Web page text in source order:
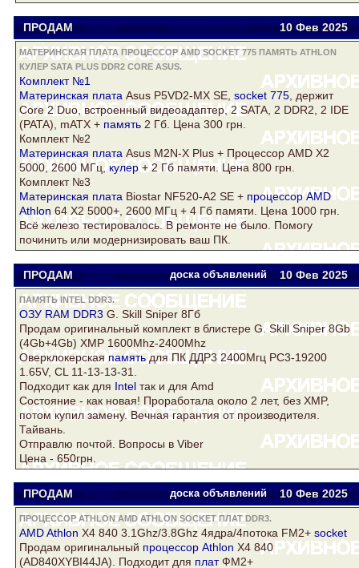
ПРОДАМ Viator viatora@ukr.net 10 Фев2025
МАТЕРИНСКАЯ ПЛАТА ПРОЦЕССОР AMD SOCKET 775 ПАМЯТЬ ATHLON
КУЛЕР SATA PLUS DDR2 CORE ASUS.
Комплект №1
Материнская плата Asus P5VD2-MX SE, socket 775 , держит
Core2 Duo, встроенный видеоадаптер, 2SATA , 2 DDR2 , 2 IDE
(PATA), mATX + память 2 Гб. Цена 300 грн.
Комплект №2
Материнская плата Asus M2N-X Plus + Процессор AMD X2
5000, 2600 МГц,кулер+ 2 Гб памяти. Цена 800 грн.
Комплект №3
Материнская плата Biostar NF520-A2 SE + процессор AMD
Athlon 64 Х2 5000+, 2600 МГц + 4 Гб памяти. Цена 1000 грн.
Всё железо тестировалось. В ремонте не было. Помогу
починить или модернизировать ваш ПК.
ПРОДАМ plank доска объявлений 10 Фев2025
ПАМЯТЬ INTEL DDR3.
OЗУ RAM DDR3 G. Skill Sniper 8Гб
Продам оригинальный комплект в блистере G. Skill Sniper 8Gb
(4Gb+4Gb) XMP 1600Mhz-2400Mhz
Оверклокерскаяпамятьдля ПК ДДР3 2400Мгц PC3-19200
1.65V, CL 11-13-13-31.
Подходит как для Intel так и для Amd
Состояние - как новая! Проработала около 2 лет, без XMP,
потом купил замену. Вечная гарантия от производителя.
Тайвань.
Отправлю почтой. Вопросы в Viber
Цена - 650грн.
ПРОДАМ plank доска объявлений 10 Фев2025
ПРОЦЕССОР ATHLON AMD ATHLON SOCKET ПЛАТ DDR3.
AMD Athlon X4 840 3.1Ghz/3.8Ghz 4ядра/4потока FM2+ socket
Продам оригинальный процессор Athlon X4 840
(AD840XYBI44JA). Подходит для платФМ2+